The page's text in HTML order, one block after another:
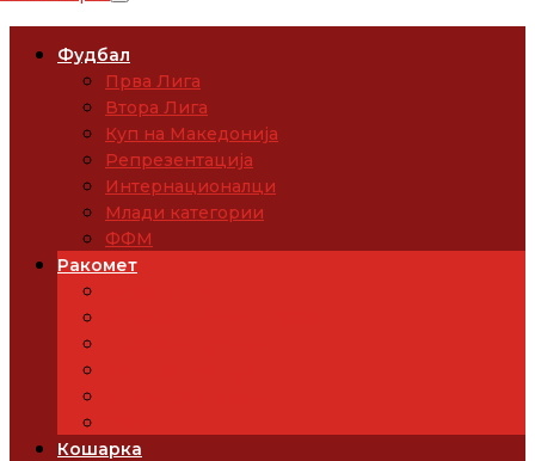
Фудбал
Прва Лига
Втора Лига
Куп на Македонија
Репрезентација
Интернационалци
Млади категории
ФФМ
Ракомет
Кошарка